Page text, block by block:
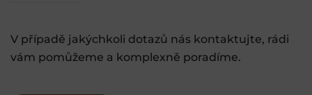
V případě jakýchkoli dotazů nás kontaktujte, rádi
vám pomůžeme a komplexně poradíme.